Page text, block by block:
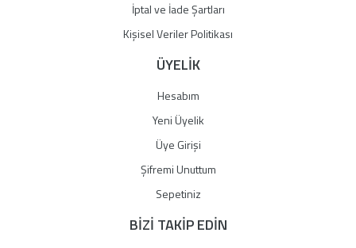
İptal ve İade Şartları
Kişisel Veriler Politikası
ÜYELİK
Hesabım
Yeni Üyelik
Üye Girişi
Şifremi Unuttum
Sepetiniz
BİZİ TAKİP EDİN